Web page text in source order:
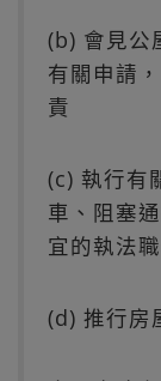
(b) 會見公
有關申請
責
(c) 執行有
車、阻塞
宜的執法
(d) 推行房